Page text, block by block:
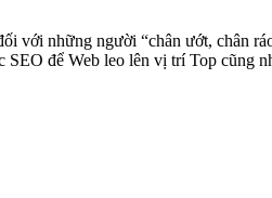
với những người “chân ướt, chân
để Web leo lên vị trí Top